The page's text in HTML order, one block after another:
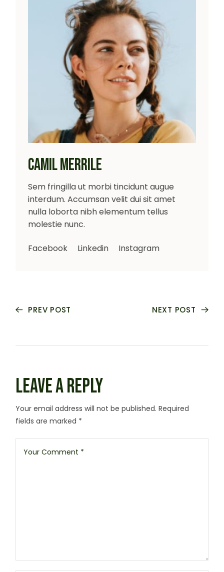
CAMIL MERRILE
Sem fringilla ut morbi tincidunt augue
interdum. Accumsan velit dui sit amet
nulla loborta nibh elementum tellus
molestie nunc.
Facebook Linkedin Instagram
PREV POST NEXT POST
LEAVE A REPLY
Your email address will not be published. Required
fields are marked *